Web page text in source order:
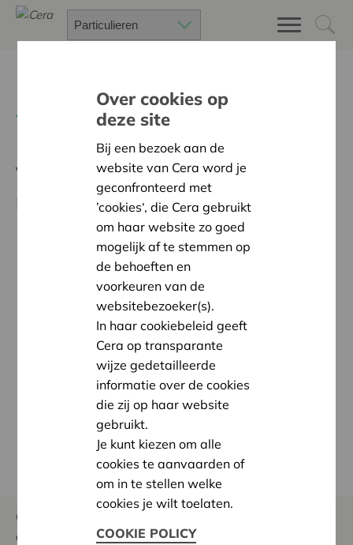
Meebeslissen
Veelgestelde vragen over
meebeslissen
Op welke manier kan ik meebeslissen in de
coöperatie?
Hoe kan ik lid worden van een Regionale
In de Raad van Bestuur zetelen ook
vertegenwoordigers van de vennoten. Via welke
weg kan ik me kandidaat stellen voor de Raad van
Wanneer en hoe kan ik me inschrijven voor de
Algemene Vergadering van Cera?
Op welke manier kan ik meebeslissen in de
coöperatie?
Over cookies op
deze site
Bij een bezoek aan de
website van Cera word je
geconfronteerd met
’cookies‘, die Cera gebruikt
om haar website zo goed
mogelijk af te stemmen op
de behoeften en
voorkeuren van de
websitebezoeker(s).
In haar cookiebeleid geeft
Cera op transparante
wijze gedetailleerde
informatie over de cookies
die zij op haar website
gebruikt.
Je kunt kiezen om alle
cookies te aanvaarden of
om in te stellen welke
cookies je wilt toelaten.
COOKIE POLICY